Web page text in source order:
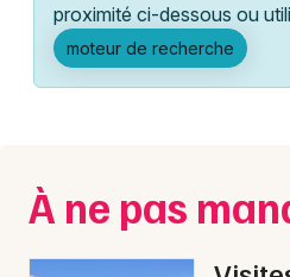
Activité & Expérience
Manifestations
Spectacles
Concerts
Lyon
Marseille
Nantes
Nice
proximité ci-dessous ou
moteur de recherche
À ne pas